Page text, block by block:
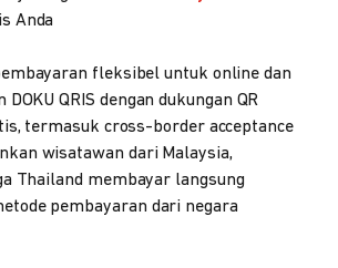
Anda
fleksibel untuk online dan
QRIS dengan dukungan QR
termasuk cross-border acceptance
wisatawan dari Malaysia,
Thailand membayar langsung
pembayaran dari negara